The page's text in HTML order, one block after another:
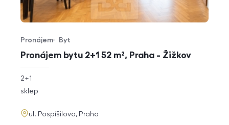
Pronájem bytu 2+1 52 m², Praha - Žižkov
Typ nabídky
Pronájem
Typ nemovitosti
Byt
rozměry
2+1
funkce
sklep
adresa
ul. Pospíšilova, Praha